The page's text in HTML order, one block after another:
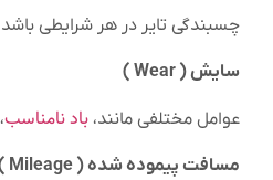
چسبندگی تایر در هر شرایطی
سایش ( Wear )
عوامل مختلفی مانند، باد نامناسب
مسافت پیموده شده ( Mileage )